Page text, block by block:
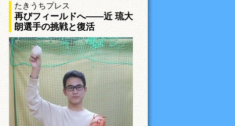
たきうちプレス
再びフィールドへ――近 琉大
朗選手の挑戦と復活